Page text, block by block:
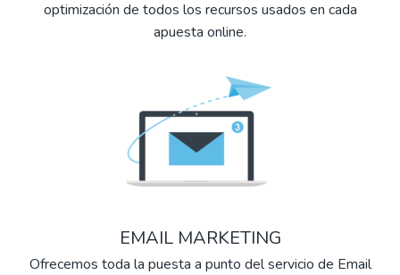
optimización de todos los recursos usados en cada
apuesta online.
EMAIL MARKETING
Ofrecemos toda la puesta a punto del servicio de Email